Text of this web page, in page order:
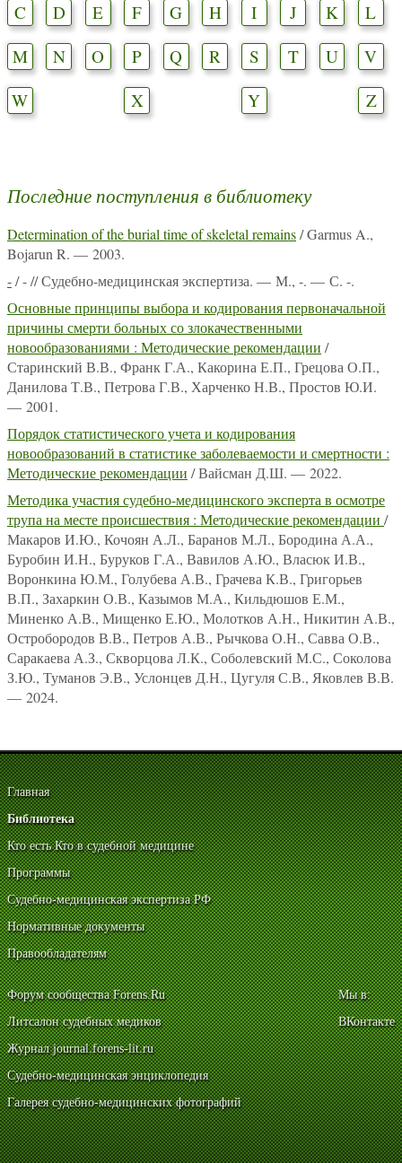
C
D E F G H I J K
L
M
N O P Q R S T U
V
W
X Y Z
Последние поступления в библиотеку
Determination of the burial time of skeletal remains/ Garmus A.,
Bojarun R. — 2003.
-/ - // Судебно-медицинская экспертиза. — М., -. — С. -.
Основные принципы выбора и кодирования первоначальной
причины смерти больных со злокачественными
новообразованиями : Методические рекомендации /
Старинский В.В., Франк Г.А., Какорина Е.П., Грецова О.П.,
Данилова Т.В., Петрова Г.В., Харченко Н.В., Простов Ю.И.
— 2001.
Порядок статистического учета и кодирования
новообразований в статистике заболеваемости и смертности :
Методические рекомендации / Вайсман Д.Ш. — 2022.
Методика участия судебно-медицинского эксперта в осмотре
трупа на месте происшествия : Методические рекомендации /
Макаров И.Ю., Кочоян А.Л., Баранов М.Л., Бородина А.А.,
Буробин И.Н., Буруков Г.А., Вавилов А.Ю., Власюк И.В.,
Воронкина Ю.М., Голубева А.В., Грачева К.В., Григорьев
В.П., Захаркин О.В., Казымов М.А., Кильдюшов Е.М.,
Миненко А.В., Мищенко Е.Ю., Молотков А.Н., Никитин А.В.,
Остробородов В.В., Петров А.В., Рычкова О.Н., Савва О.В.,
Саракаева А.З., Скворцова Л.К., Соболевский М.С., Соколова
З.Ю., Туманов Э.В., Услонцев Д.Н., Цугуля С.В., Яковлев В.В.
— 2024.
Главная
Библиотека
Кто есть Кто в судебной медицине
Программы
Судебно-медицинская экспертиза РФ
Нормативные документы
Правообладателям
Форум сообщества Forens.Ru
Литсалон судебных медиков
Журнал journal.forens-lit.ru
Судебно-медицинская энциклопедия
Галерея судебно-медицинских фотографий
Мы в:
ВКонтакте